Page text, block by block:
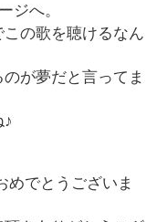
ジへ。
の歌を聴けるなん
が夢だと言ってま
めでとうございま